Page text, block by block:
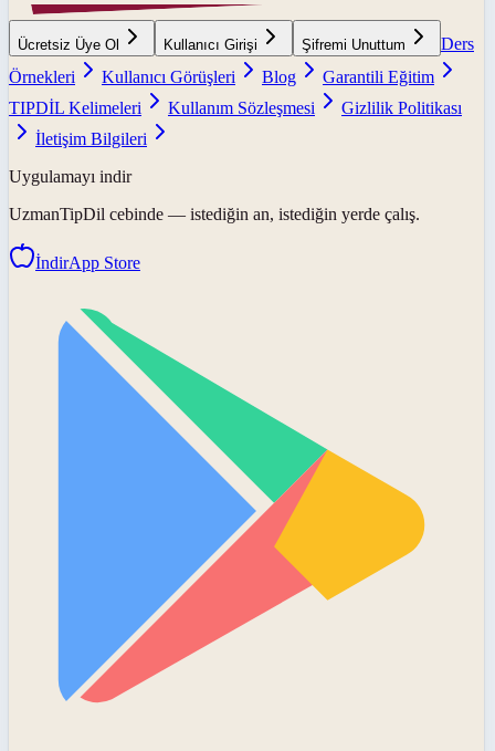
Ücretsiz Üye Ol Kullanıcı Girişi Şifremi Unuttum
Ders
Örnekleri
Kullanıcı Görüşleri Blog
Garantili Eğitim
TIPDİL Kelimeleri
Kullanım Sözleşmesi
Gizlilik Politikası
İletişim Bilgileri
Uygulamayı indir
UzmanTipDil cebinde — istediğin an, istediğin yerde çalış.
İndirApp Store